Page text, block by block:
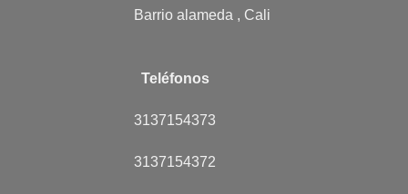
Barrio alameda , Cali
Teléfonos
3137154373
3137154372